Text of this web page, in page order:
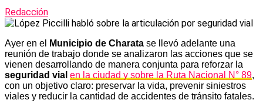
Redacción
Ayer en el Municipio de Charata se llevó adelante una
reunión de trabajo donde se analizaron las acciones que se
vienen desarrollando de manera conjunta para reforzar la
seguridad vial en la ciudad y sobre la Ruta Nacional N° 89,
con un objetivo claro: preservar la vida, prevenir siniestros
viales y reducir la cantidad de accidentes de tránsito fatales.